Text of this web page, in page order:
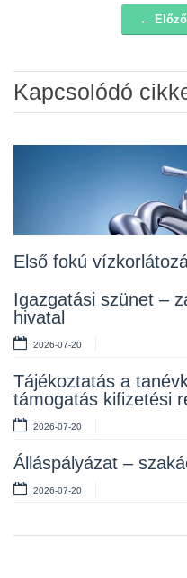
← Előző
Kapcsolódó
Első fokú
Igazgatási szünet –
hivatal
2026-07-20
Tájékoztatás a
támogatás kifizetési
2026-07-20
Álláspályázat –
2026-07-20
Álláspályázat –
Lakossági fórum az
2026-07-10
Rendelet kihirdetése
2026-07-10
Álláspályázat –
2026-07-06